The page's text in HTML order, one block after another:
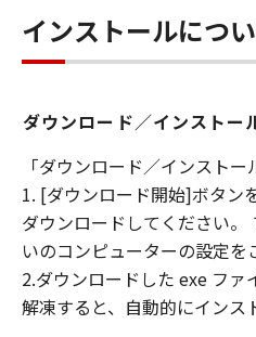
インストールにつ
ダウンロード／インストー
「ダウンロード／インストー
1. [ダウンロード開始]ボタン
ダウンロードしてください
いのコンピューターの設定を
2.ダウンロードした exe ファ
解凍すると、自動的にインス